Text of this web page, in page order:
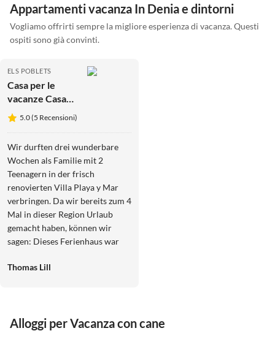
Appartamenti vacanza In Denia e dintorni
Vogliamo offrirti sempre la migliore esperienza di vacanza. Questi
ospiti sono già convinti.
ELS POBLETS
Casa per le
vacanze Casa
Spiaggia e Mare
5.0 (5 Recensioni)
Wir durften drei wunderbare
Wochen als Familie mit 2
Teenagern in der frisch
renovierten Villa Playa y Mar
verbringen. Da wir bereits zum 4
Mal in dieser Region Urlaub
gemacht haben, können wir
sagen: Dieses Ferienhaus war
gepflegteste und hochwertigste,
großzügiges, komplett
Thomas Lill
Alloggi per Vacanza con cane